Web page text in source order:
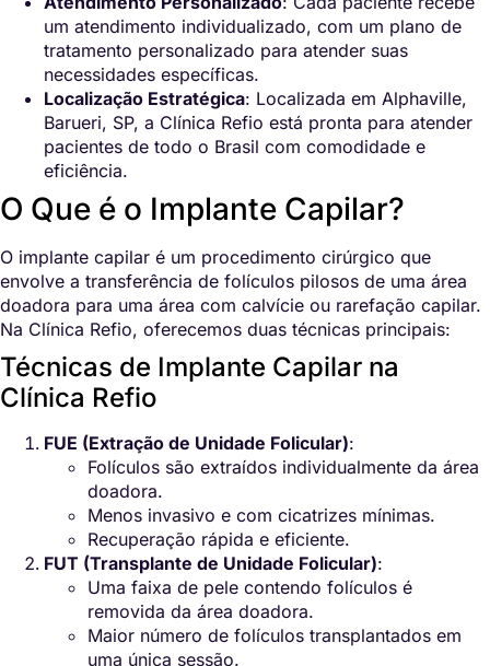
um atendimento individualizado, com um plano de
tratamento personalizado para atender suas
necessidades específicas.
Localização Estratégica: Localizada em Alphaville,
Barueri, SP, a Clínica Refio está pronta para atender
pacientes de todo o Brasil com comodidade e
eficiência.
O Que é o Implante Capilar?
O implante capilar é um procedimento cirúrgico que
envolve a transferência de folículos pilosos de uma área
doadora para uma área com calvície ou rarefação capilar.
Na Clínica Refio, oferecemos duas técnicas principais:
Técnicas de Implante Capilar na
Clínica Refio
FUE (Extração de Unidade Folicular):
Folículos são extraídos individualmente da área
doadora.
Menos invasivo e com cicatrizes mínimas.
Recuperação rápida e eficiente.
FUT (Transplante de Unidade Folicular):
Uma faixa de pele contendo folículos é
removida da área doadora.
Maior número de folículos transplantados em
uma única sessão.